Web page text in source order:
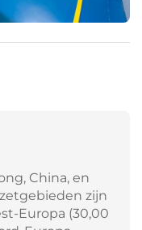
China, en
zijn
Europa (30,00